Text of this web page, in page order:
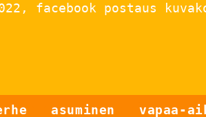
facebook postaus
asuminen vapaa-